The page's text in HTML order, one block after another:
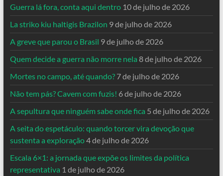
Guerra lá fora, conta aqui dentro 10 de julho de 2026
La striko kiu haltigis Brazilon 9 de julho de 2026
A greve que parou o Brasil 9 de julho de 2026
Quem decide a guerra não morre nela 8 de julho de 2026
Mortes no campo, até quando? 7 de julho de 2026
Não tem pás? Cavem com fuzis! 6 de julho de 2026
A sepultura que ninguém sabe onde fica 5 de julho de 2026
A seita do espetáculo: quando torcer vira devoção que
sustenta a exploração4 de julho de 2026
Escala 6×1: a jornada que expõe os limites da política
representativa 1 de julho de 2026